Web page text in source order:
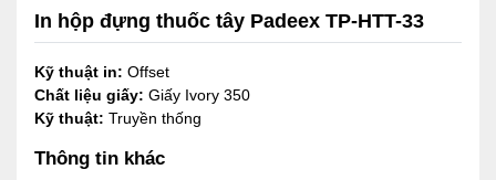
In hộp đựng thuốc tây Padeex TP-HTT-33
Kỹ thuật in: Offset
Chất liệu giấy: Giấy Ivory 350
Kỹ thuật: Truyền thống
Thông tin khác